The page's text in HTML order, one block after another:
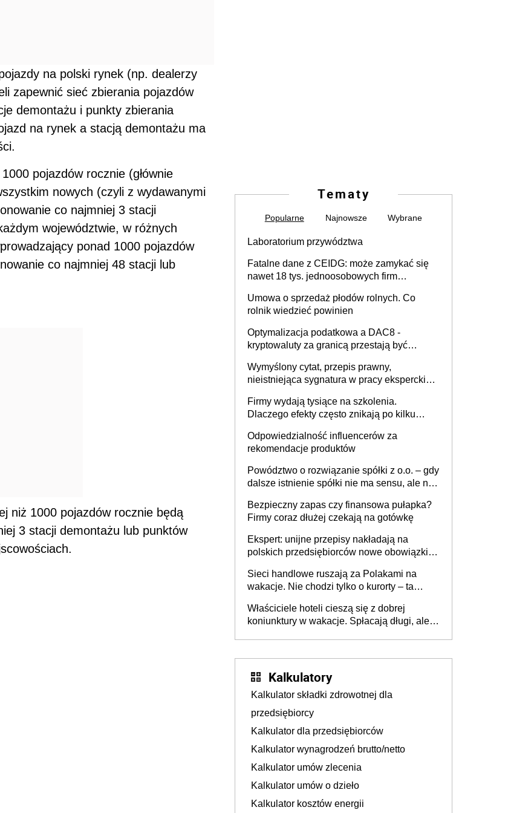
na polski rynek (np. dealerzy
zapewnić sieć zbierania pojazdów
demontażu i punkty zbierania
na rynek a stacją demontażu ma
pojazdów rocznie (głównie
nowych (czyli z wydawanymi
co najmniej 3 stacji
województwie, w różnych
ponad 1000 pojazdów
co najmniej 48 stacji lub
niż 1000 pojazdów rocznie będą
3 stacji demontażu lub punktów
Tematy
Popularne Najnowsze Wybrane
Laboratorium przywództwa
Fatalne dane z CEIDG: może zamykać się
nawet 18 tys. jednoosobowych firm
Umowa o sprzedaż płodów rolnych. Co
rolnik wiedzieć powinien
Optymalizacja podatkowa a DAC8 -
kryptowaluty za granicą przestają być
Wymyślony cytat, przepis prawny,
nieistniejąca sygnatura w pracy eksperckiej -
firmie
Firmy wydają tysiące na szkolenia.
Dlaczego efekty często znikają po kilku
Odpowiedzialność influencerów za
rekomendacje produktów
Powództwo o rozwiązanie spółki z o.o. – gdy
dalsze istnienie spółki nie ma sensu, ale nie
Bezpieczny zapas czy finansowa pułapka?
Firmy coraz dłużej czekają na gotówkę
Ekspert: unijne przepisy nakładają na
polskich przedsiębiorców nowe obowiązki w
Sieci handlowe ruszają za Polakami na
wakacje. Nie chodzi tylko o kurorty – ta
tam, gdzie wielu spędzi urlop po cichu
Właściciele hoteli cieszą się z dobrej
koniunktury w wakacje. Spłacają długi, ale
Kalkulatory
Kalkulator składki zdrowotnej dla
przedsiębiorcy
Kalkulator dla przedsiębiorców
Kalkulator wynagrodzeń brutto/netto
Kalkulator umów zlecenia
Kalkulator umów o dzieło
Kalkulator kosztów energii